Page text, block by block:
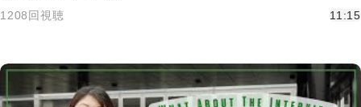
1208回視聴 11:15